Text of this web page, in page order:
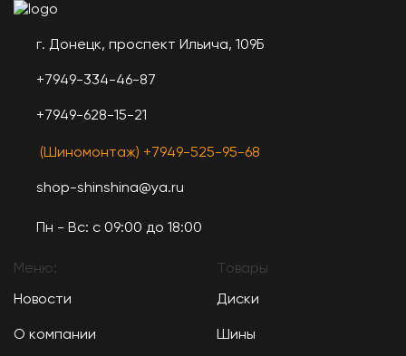
г. Донецк, проспект Ильича, 109Б
+7949-334-46-87
+7949-628-15-21
(Шиномонтаж) +7949-525-95-68
shop-shinshina@ya.ru
Пн - Вс: c 09:00 до 18:00
Меню:
Новости
О компании
Товары
Диски
Шины